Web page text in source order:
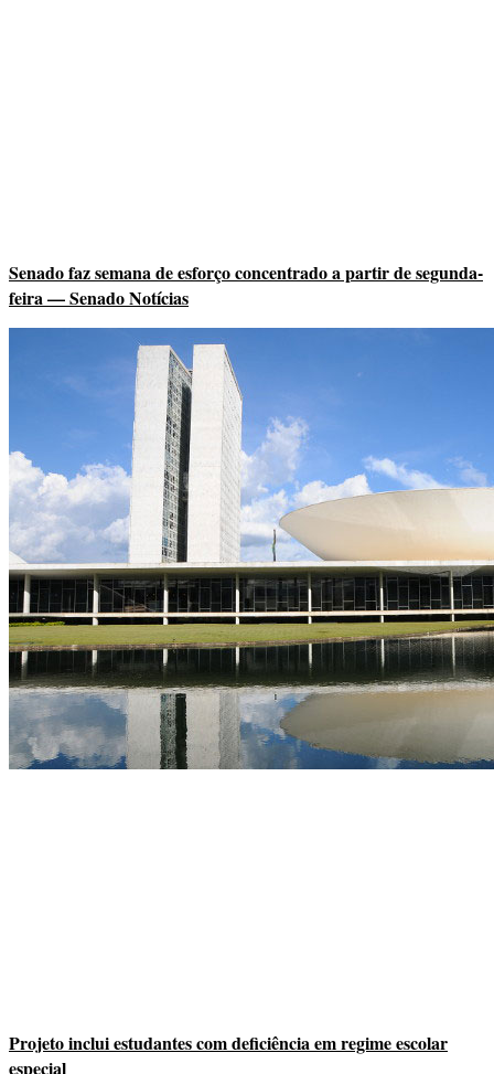
Senado faz semana de esforço concentrado a partir de segunda-
feira — Senado Notícias
Projeto inclui estudantes com deficiência em regime escolar
especial